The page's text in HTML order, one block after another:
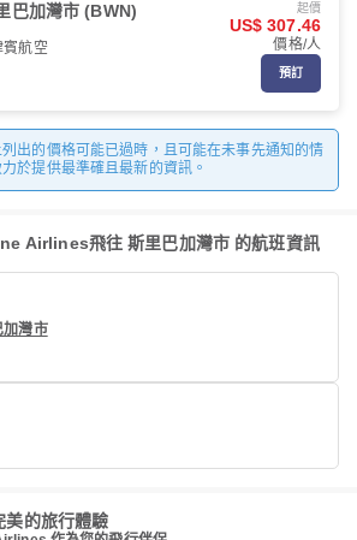
巴加灣市 (BWN)
賓航空
起價
US$ 307.46
價格/人
預訂
出的價格可能已過時，且可能在未事先通知的情
於提供最準確且最新的資訊。
Airlines飛往 斯里巴加灣市 的航班資訊
加灣市
美的旅行體驗